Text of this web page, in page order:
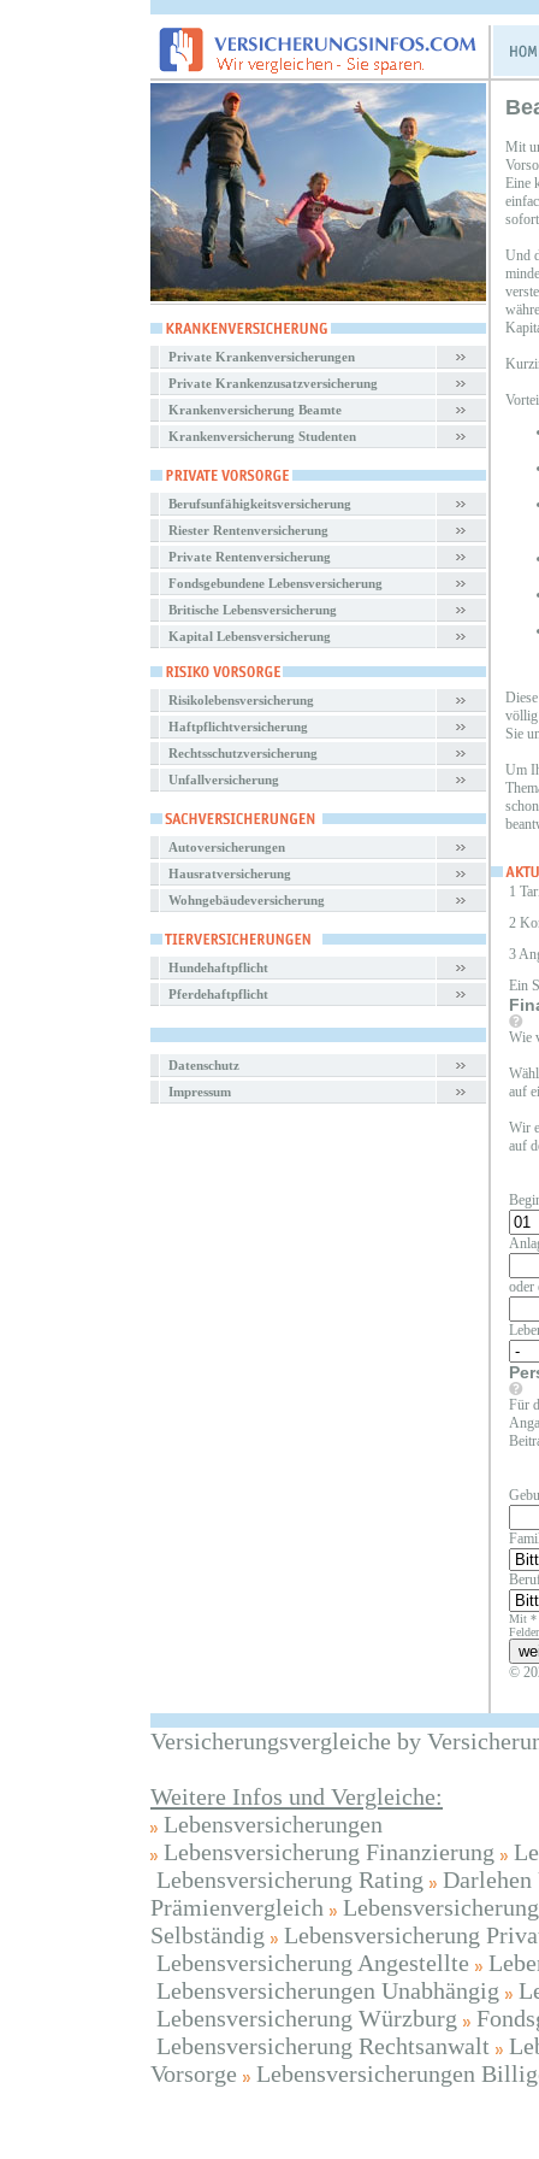
Private Krankenversicherungen
Private Krankenzusatzversicherung
Krankenversicherung Beamte
Krankenversicherung Studenten
Berufsunfähigkeitsversicherung
Riester Rentenversicherung
Private Rentenversicherung
Fondsgebundene Lebensversicherung
Britische Lebensversicherung
Kapital Lebensversicherung
Risikolebensversicherung
Haftpflichtversicherung
Rechtsschutzversicherung
Unfallversicherung
Autoversicherungen
Hausratversicherung
Wohngebäudeversicherung
Hundehaftpflicht
Pferdehaftpflicht
Datenschutz
Impressum
Mit
Eine
Und
völlig
Sie
Um
1
2
3
Ein
Wie
auf
Wir
auf
oder
Für
Mit *
©
Versicherungsvergleiche by
Weitere Infos und Vergleiche:
Lebensversicherungen
Lebensversicherung Finanzierung
Lebensversicherung Rating
Darlehen
Prämienvergleich
Selbständig
Lebensversicherung
Lebensversicherung Angestellte
Lebensversicherungen Unabhängig
Lebensversicherung Würzburg
Lebensversicherung Rechtsanwalt
Vorsorge
Lebensversicherungen